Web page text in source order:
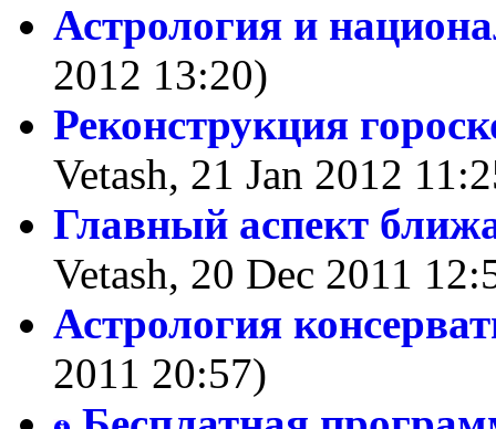
Астрология и
2012 13:20)
Реконструкция
Vetash, 21 Jan 2012
Главный аспект
Vetash, 20 Dec 2011
Астрология
2011 20:57)